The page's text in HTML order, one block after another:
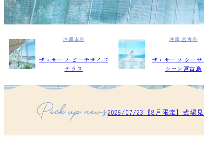
沖縄本島
ザ・サーフ ビーチサイド
テラス
沖縄 宮古島
ザ・サーフ シーサ
シーン宮古島
2026/07/23 【8月限定】式場